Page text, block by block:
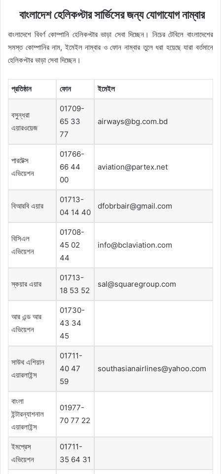
বাংলাদেশ হেলিকপ্টার সার্ভিসের জন্য যোগাযোগ নাম্বার
বাংলাদেশে বিবর্ণ কোম্পানি হেলিকপ্টার ভাড়া সেবা দিচ্ছেন। নিচের টেবিলে বাংলাদেশের
সমস্ত কোম্পানির নাম, ইমেইল নাম্বার ও ফোন নাম্বার তুলে ধরা হয়েছে যারা বর্তমানে
হেলিকপ্টার ভাড়া সেবা দিচ্ছেন।
প্রতিষ্ঠান ফোন ইমেইল
বসুন্ধরা
এয়ারওয়েজ
01709-
65 33
77
airways@bg.com.bd
পারটেক্স
এভিয়েশন
01766-
66 44
00
aviation@partex.net
বিআরবি এয়ার
01713-
04 14 40
dfobrbair@gmail.com
বিসিএল
এভিয়েশন
01708-
45 02
44
info@bclaviation.com
স্কয়ার এয়ার
01713-
18 53 52
sal@squaregroup.com
আর এন্ড আর
এভিয়েশন
01730-
43 34
45
সাউথ এশিয়ান
এয়ারলাইন্স
01711-
40 47
59
southasianairlines@yahoo.com
বাংলা
ইন্টারন্যাশনাল
এয়ারলাইন্স
01977-
70 77 22
ইমপ্রেস
এভিয়েশন
01711-
35 64 31